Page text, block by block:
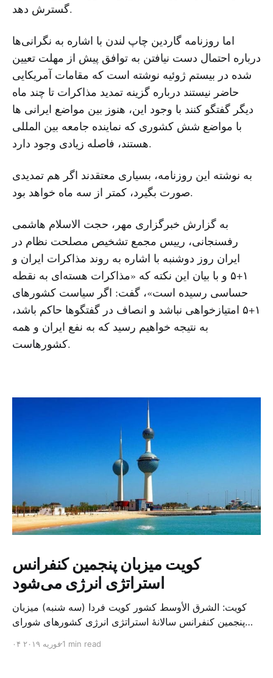
گسترش دهد.
اما روزنامه گاردین چاپ لندن با اشاره به نگرانی‌ها
درباره احتمال دست نیافتن به توافق پیش از مهلت تعیین
شده در بیستم ژوئیه نوشته است که مقامات آمریکایی
حاضر نیستند درباره گزینه تمدید مذاکرات تا چند ماه
دیگر گفتگو کنند با وجود این، هنوز بین مواضع ایرانی ها
با مواضع شش کشوری که نماینده جامعه بین المللی
هستند، فاصله زیادی وجود دارد.
به نوشته این روزنامه، بسیاری معتقدند اگر هم تمدیدی
صورت بگیرد، کمتر از سه ماه خواهد بود.
به گزارش خبرگزاری مهر، حجت الاسلام هاشمی
رفسنجانی، رییس مجمع تشخیص مصلحت نظام در
ایران روز دوشنبه با اشاره به روند مذاکرات ایران و
۱+۵ و با بیان این نکته که «مذاکرات هسته‌ای به نقطه
حساسی رسیده است»، گفت: اگر سیاست کشورهای
۱+۵ امتیازخواهی نباشد و انصاف در گفتگوها حاکم باشد،
به نتیجه خواهیم رسید که به نفع ایران و همه
کشورهاست.
کویت میزبان پنجمین کنفرانس
استراتژی انرژی می‌شود
کویت: الشرق الأوسط کشور کویت فردا (سه شنبه) میزبان
پنجمین کنفرانس سالانهٔ استراتژی انرژی کشورهای شورای
متخصص از شرکت‌های جهانی نفت و گاز در این کنفرانس
۰۴ فوریه ۲۰۱۹1 min read